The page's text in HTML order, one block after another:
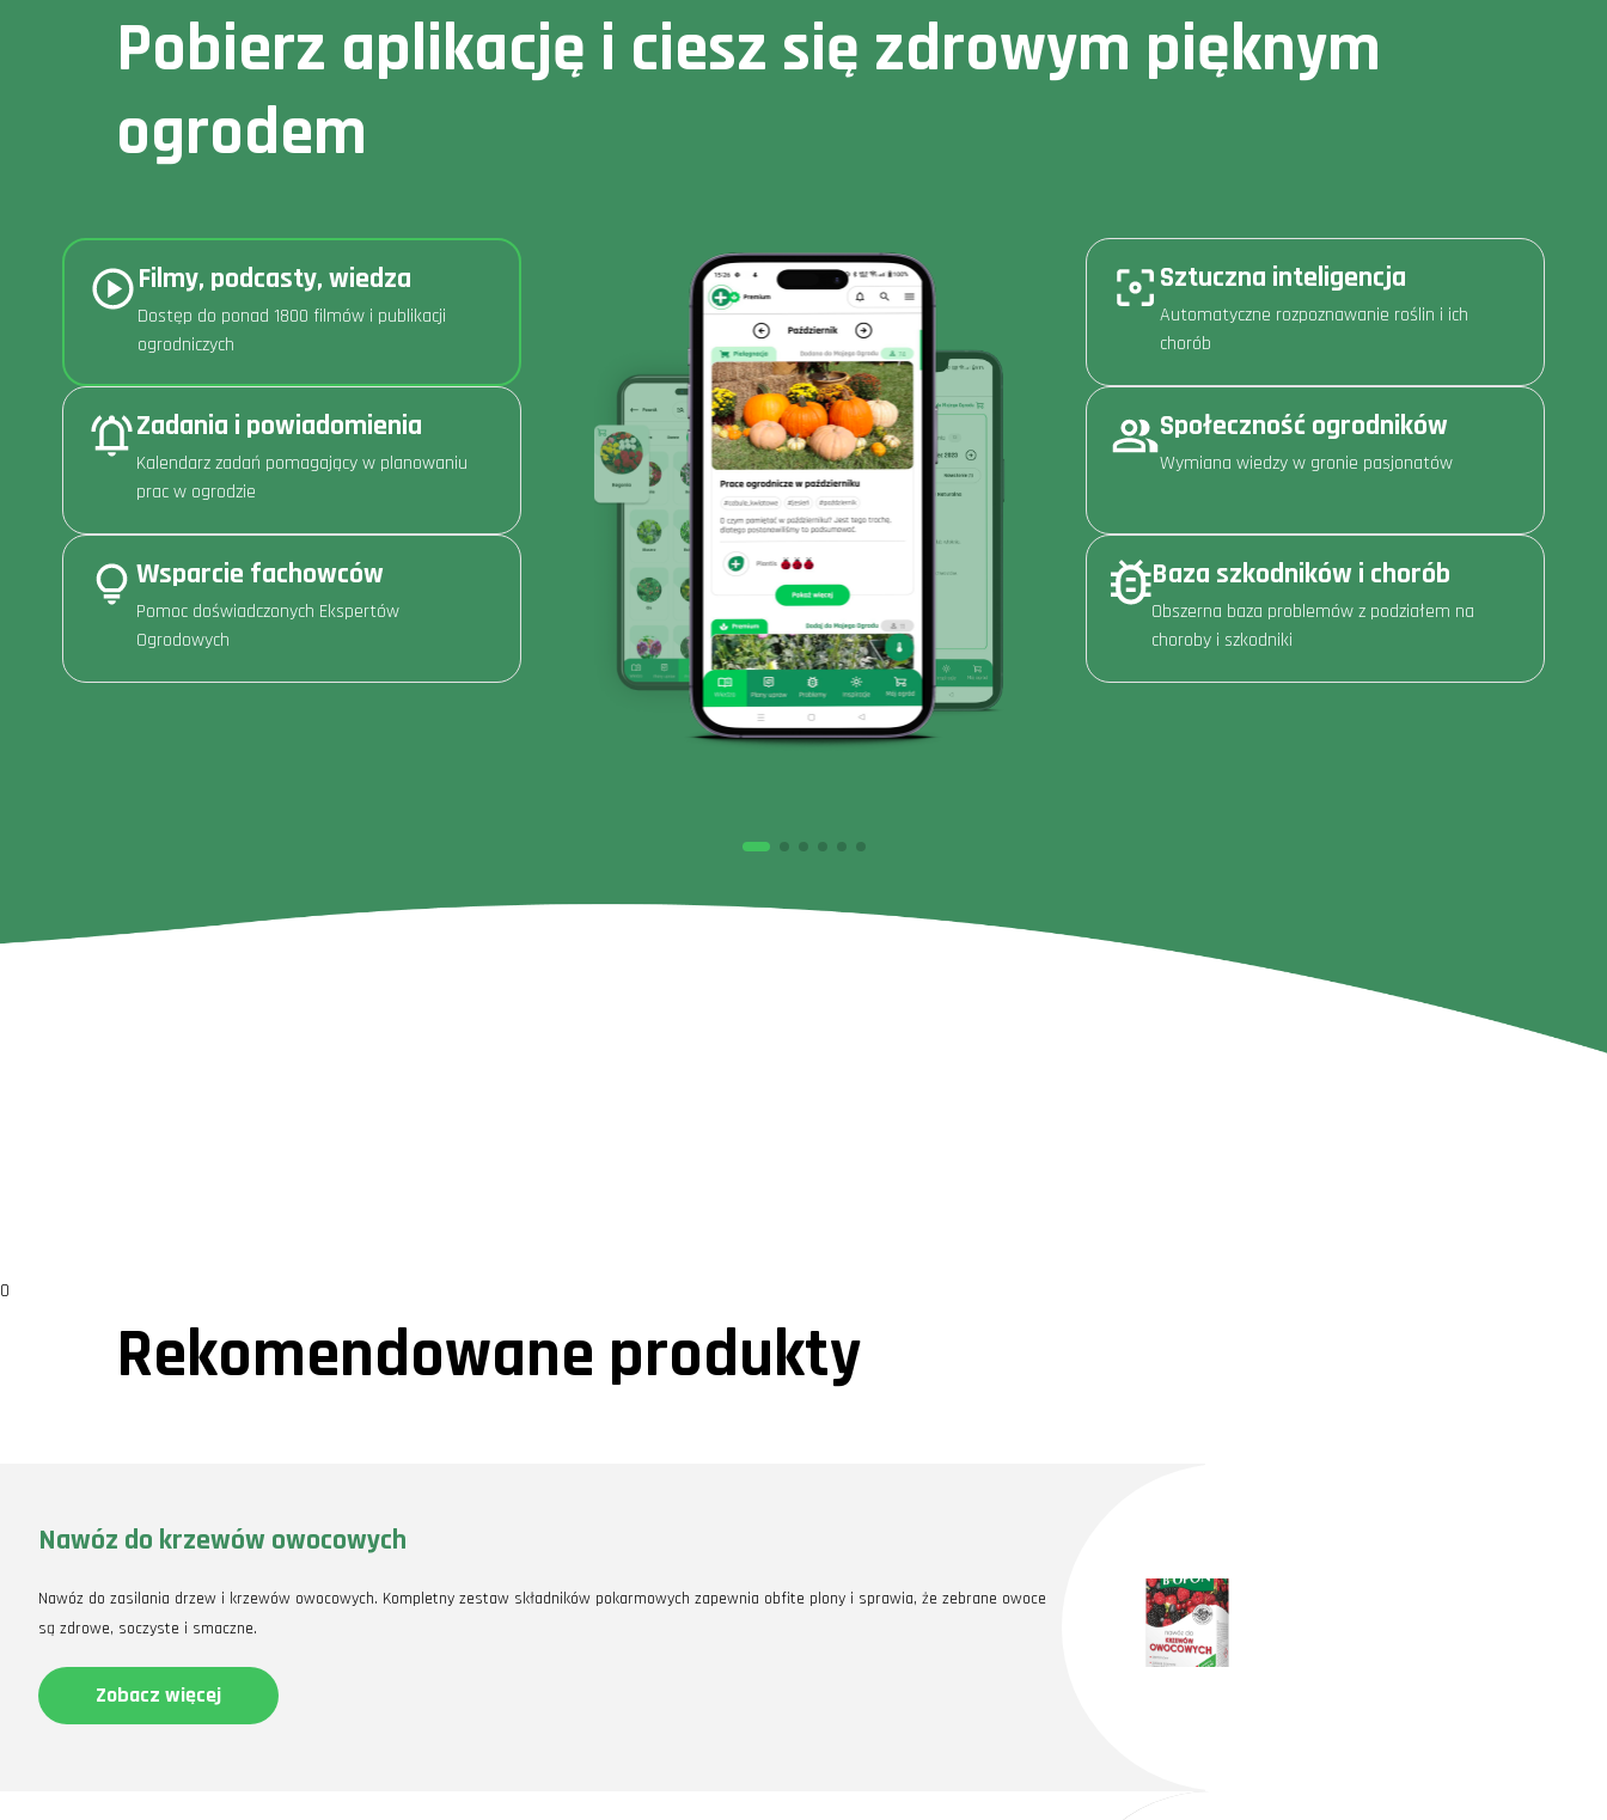
Pobierz aplikację i ciesz się zdrowym pięknym
ogrodem
Filmy, podcasty, wiedza
Dostęp do ponad 1800 filmów i publikacji
ogrodniczych
Zadania i powiadomienia
Kalendarz zadań pomagający w planowaniu
prac w ogrodzie
Wsparcie fachowców
Pomoc doświadczonych Ekspertów
Ogrodowych
Sztuczna inteligencja
Automatyczne rozpoznawanie roślin i ich
chorób
Społeczność ogrodników
Wymiana wiedzy w gronie pasjonatów
Baza szkodników i chorób
Obszerna baza problemów z podziałem na
choroby i szkodniki
0
Rekomendowane produkty
Nawóz do krzewów owocowych
Nawóz do zasilania drzew i krzewów owocowych. Kompletny zestaw składników pokarmowych zapewnia obfite plony i sprawia, że zebrane owoce
są zdrowe, soczyste i smaczne.
Zobacz więcej